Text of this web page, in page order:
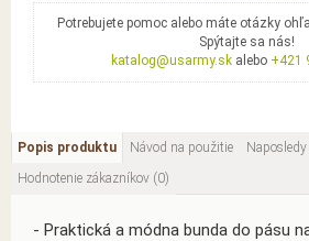
Potrebujete pomoc alebo máte otázky
Spýtajte sa nás!
katalog@usarmy.sk alebo +421
Popis produktu Návod na použitie
Hodnotenie zákazníkov (0)
- Praktická a módna bunda do pásu